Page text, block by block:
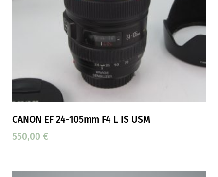
CANON EF 24-105mm F4 L IS USM
550,00 €